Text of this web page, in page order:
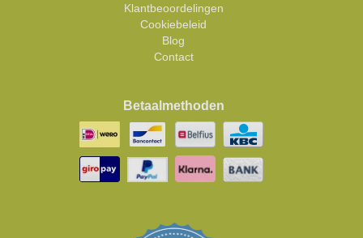
Klantbeoordelingen
Cookiebeleid
Blog
Contact
Betaalmethoden